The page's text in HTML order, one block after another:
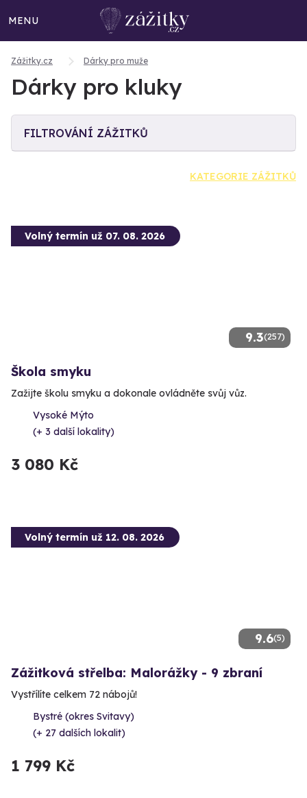
MENU
Zážitky.cz Dárky pro muže
Dárky pro kluky
FILTROVÁNÍ ZÁŽITKŮ
KATEGORIE ZÁŽITKŮ
9.3(257)
Volný termín už 07. 08. 2026
Škola smyku
Zažijte školu smyku a dokonale ovládněte svůj vůz.
Vysoké Mýto
(+ 3 další lokality)
3 080 Kč
9.6(5)
Volný termín už 12. 08. 2026
Zážitková střelba: Malorážky - 9 zbraní
Vystřílíte celkem 72 nábojů!
Bystré (okres Svitavy)
(+ 27 dalších lokalit)
1 799 Kč